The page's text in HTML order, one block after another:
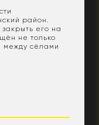
район.
его на
не только
между сёлами